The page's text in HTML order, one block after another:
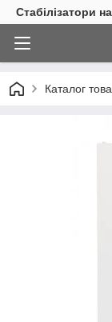
Стабілізатори
Каталог